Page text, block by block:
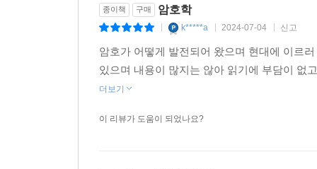
종이책 구매 암호학
k*****a 2024-07-04 신고
암호가 어떻게 발전되어 왔으며 현대에 이르
있으며 내용이 많지는 않아 읽기에 부담이 없
더보기
이 리뷰가 도움이 되었나요?